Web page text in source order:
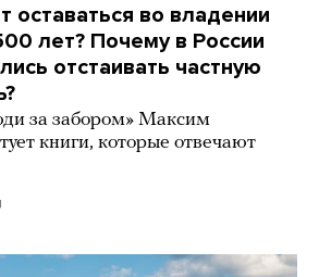
оставаться во владении
лет? Почему в России
отстаивать частную
за забором» Максим
книги, которые отвечают